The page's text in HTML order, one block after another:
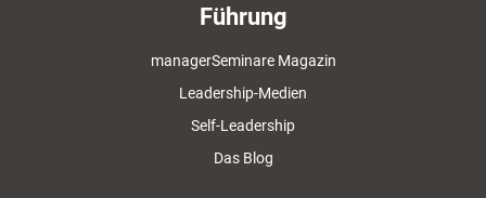
Kommunikationsverhalten. Das Spiel ist
Führung
managerSeminare Magazin
Leadership-Medien
Self-Leadership
Das Blog